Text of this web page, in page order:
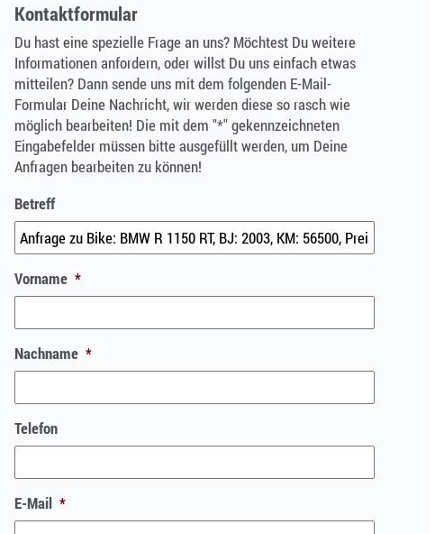
Kontaktformular
Du hast eine spezielle Frage an uns? Möchtest Du weitere
Informationen anfordern, oder willst Du uns einfach etwas
mitteilen? Dann sende uns mit dem folgenden E-Mail-
Formular Deine Nachricht, wir werden diese so rasch wie
möglich bearbeiten! Die mit dem "*" gekennzeichneten
Eingabefelder müssen bitte ausgefüllt werden, um Deine
Anfragen bearbeiten zu können!
Betreff
Vorname *
Nachname *
Telefon
E-Mail *